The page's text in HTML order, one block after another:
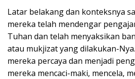
Latar belakang dan konteksnya
mereka telah mendengar
Tuhan dan telah menyaksikan
atau mukjizat yang dilakukan-
mereka percaya dan menjadi
mereka mencaci-maki, mencela,